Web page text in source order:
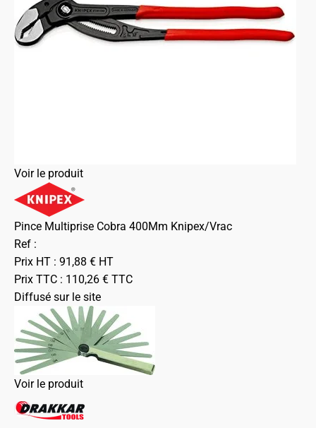
Voir le produit
Pince Multiprise Cobra 400Mm Knipex/Vrac
Ref :
Prix HT : 91,88 € HT
Prix TTC : 110,26 € TTC
Diffusé sur le site
Voir le produit